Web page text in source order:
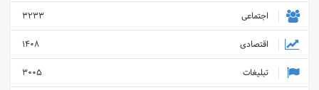
اجتماعی
3233
اقتصادی
1408
تبلیغات
3005